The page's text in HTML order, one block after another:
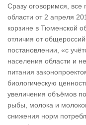
Сразу оговоримся, все
области от 2 апреля
корзине в Тюменской
отличия от
постановлении, «с
населения области и
питания
биологическую
увеличения объёмов
рыбы, молока и
снижения норм